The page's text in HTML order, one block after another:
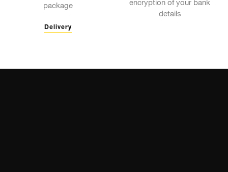
package
Delivery
encryption of your bank
details